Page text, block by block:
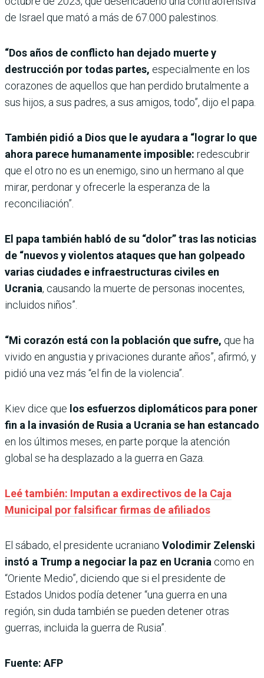
de Israel que mató a más de 67.000 palestinos.
“Dos años de conflicto han dejado muerte y
destrucción por todas partes, especialmente en los
corazones de aquellos que han perdido brutalmente a
sus hijos, a sus padres, a sus amigos, todo”, dijo el papa.
También pidió a Dios que le ayudara a “lograr lo que
ahora parece humanamente imposible: redescubrir
que el otro no es un enemigo, sino un hermano al que
mirar, perdonar y ofrecerle la esperanza de la
reconciliación”.
El papa también habló de su “dolor” tras las noticias
de “nuevos y violentos ataques que han golpeado
varias ciudades e infraestructuras civiles en
Ucrania, causando la muerte de personas inocentes,
incluidos niños”.
“Mi corazón está con la población que sufre, que ha
vivido en angustia y privaciones durante años”, afirmó, y
pidió una vez más “el fin de la violencia”.
Kiev dice que los esfuerzos diplomáticos para poner
fin a la invasión de Rusia a Ucrania se han estancado
en los últimos meses, en parte porque la atención
global se ha desplazado a la guerra en Gaza.
Leé también: Imputan a exdirectivos de la Caja
Municipal por falsificar firmas de afiliados
El sábado, el presidente ucraniano Volodimir Zelenski
instó a Trump a negociar la paz en Ucrania como en
“Oriente Medio”, diciendo que si el presidente de
Estados Unidos podía detener “una guerra en una
región, sin duda también se pueden detener otras
guerras, incluida la guerra de Rusia”.
Fuente: AFP